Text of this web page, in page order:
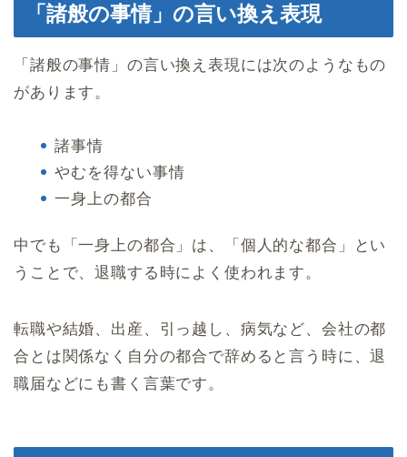
「諸般の事情」の言い換え表現
「諸般の事情」の言い換え表現には次のようなもの
があります。
諸事情
やむを得ない事情
一身上の都合
中でも「一身上の都合」は、「個人的な都合」とい
うことで、退職する時によく使われます。
転職や結婚、出産、引っ越し、病気など、会社の都
合とは関係なく自分の都合で辞めると言う時に、退
職届などにも書く言葉です。